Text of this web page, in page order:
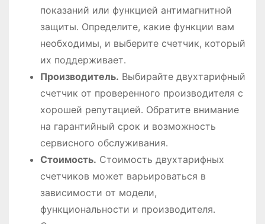
показаний или функцией антимагнитной
защиты․ Определите, какие функции вам
необходимы, и выберите счетчик, который
их поддерживает․
Производитель․ Выбирайте двухтарифный
счетчик от проверенного производителя с
хорошей репутацией․ Обратите внимание
на гарантийный срок и возможность
сервисного обслуживания․
Стоимость․ Стоимость двухтарифных
счетчиков может варьироваться в
зависимости от модели,
функциональности и производителя․